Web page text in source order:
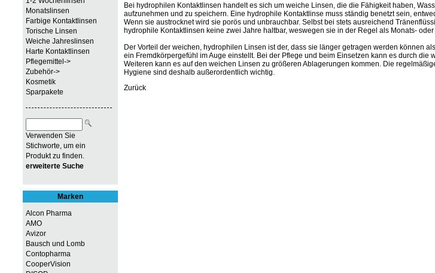
Monatslinsen
Farbige Kontaktlinsen
Torische Linsen
Weiche Jahreslinsen
Harte Kontaktlinsen
Pflegemittel->
Zubehör->
Kosmetik
Sparpakete
Verwenden Sie
Stichworte, um ein
Produkt zu finden.
erweiterte Suche
Marken
Alcon Pharma
AMO
Avizor
Bausch und Lomb
Contopharma
CooperVision
Bei hydrophilen Kontaktlinsen handelt es sich um weiche Linsen, die die Fähigkeit haben,
aufzunehmen und zu speichern. Eine hydrophile Kontaktlinse muss ständig benetzt sein,
Wenn sie austrocknet wird sie porös und unbrauchbar. Selbst bei stets ausreichend
hydrophile Kontaktlinsen keine zwei Jahre haltbar, weswegen sie in der Regel als Monats-
Der Vorteil der weichen, hydrophilen Linsen ist der, dass sie länger getragen werden können
ein Fremdkörpergefühl im Auge einstellt. Bei der Pflege und beim Einsetzen kann es durch die
Weiteren kann es auf den weichen Linsen zu größeren Ablagerungen kommen. Die
Hygiene sind deshalb außerordentlich wichtig.
Zurück